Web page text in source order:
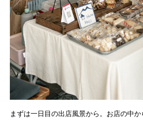
まずは一日目の出店風景から。お店の中